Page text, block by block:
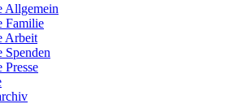
Allgemein
Familie
Arbeit
Spenden
Presse